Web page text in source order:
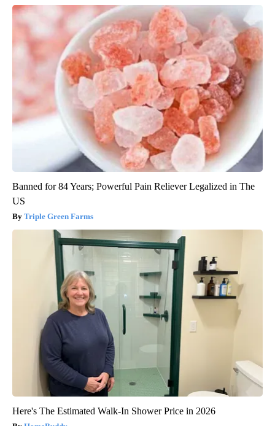
Banned for 84 Years; Powerful Pain Reliever Legalized in The
US
Triple Green Farms
Here's The Estimated Walk-In Shower Price in 2026